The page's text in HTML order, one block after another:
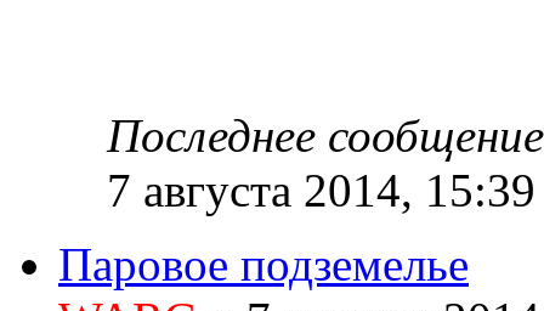
Последнее
7 августа 2014, 15:39
Паровое подземелье